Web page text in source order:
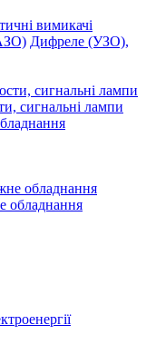
вимикачі
Дифреле (УЗО),
сигнальні лампи
обладнання